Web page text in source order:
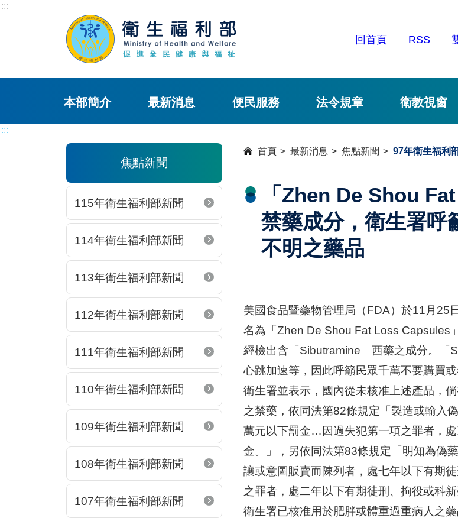
:::
回首頁 RSS
本部簡介 最新消息 便民服務 法令規章 衛教視窗
:::
焦點新聞
115年衛生福利部新聞
114年衛生福利部新聞
113年衛生福利部新聞
112年衛生福利部新聞
111年衛生福利部新聞
110年衛生福利部新聞
109年衛生福利部新聞
108年衛生福利部新聞
107年衛生福利部新聞
首頁 最新消息 焦點新聞 97年衛生福利
「Zhen De Shou
禁藥成分，衛生署呼
不明之藥品
美國食品暨藥物管理局（FDA）於11月25
名為「Zhen De Shou Fat Loss Capsules
經檢出含「Sibutramine」西藥之成分。「
心跳加速等，因此呼籲民眾千萬不要購買或
衛生署並表示，國內從未核准上述產品，
之禁藥，依同法第82條規定「製造或輸入
萬元以下罰金…因過失犯第一項之罪者，
金。」，另依同法第83條規定「明知為偽
讓或意圖販賣而陳列者，處七年以下有期
之罪者，處二年以下有期徒刑、拘役或科
衛生署已核准用於肥胖或體重過重病人之